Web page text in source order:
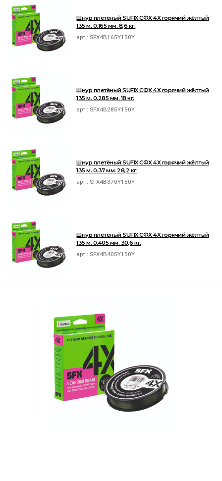
Шнур плетёный SUFIX СФХ 4Х горячий жёлтый
135 м. 0.165 мм. 8,6 кг.
арт.: SFX4B165Y150Y
Шнур плетёный SUFIX СФХ 4Х горячий жёлтый
135 м. 0.285 мм. 18 кг.
арт.: SFX4B285Y150Y
Шнур плетёный SUFIX СФХ 4Х горячий жёлтый
135 м. 0.37 мм. 28,2 кг.
арт.: SFX4B370Y150Y
Шнур плетёный SUFIX СФХ 4Х горячий жёлтый
135 м. 0.405 мм. 30,6 кг.
арт.: SFX4B405Y150Y